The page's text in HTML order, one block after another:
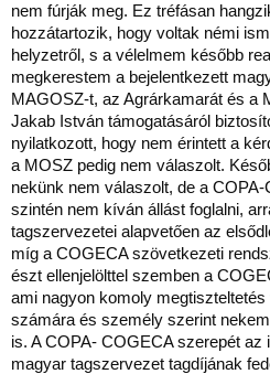
nem fúrják meg. Ez tréfásan
hozzátartozik, hogy voltak némi
helyzetről, s a vélelmem később
megkerestem a bejelentkezett
MAGOSZ-t, az Agrárkamarát és a
Jakab István támogatásáról
nyilatkozott, hogy nem érintett a
a MOSZ pedig nem válaszolt.
nekünk nem válaszolt, de a
szintén nem kíván állást foglalni,
tagszervezetei alapvetően az
míg a COGECA szövetkezeti
észt ellenjelölttel szemben a
ami nagyon komoly
számára és személy szerint
is. A COPA- COGECA szerepét az
magyar tagszervezet tagdíjának